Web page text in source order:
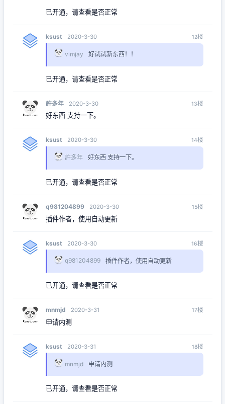
已开通，请查看是否正常
ksust 2020-3-30 12楼
vimjay 好试试新东西！！
已开通，请查看是否正常
許多年 2020-3-30 13楼
好东西 支持一下。
ksust 2020-3-30 14楼
許多年 好东西 支持一下。
已开通，请查看是否正常
q981204899 2020-3-30 15楼
插件作者，使用自动更新
ksust 2020-3-30 16楼
q981204899 插件作者，使用自动更新
已开通，请查看是否正常
mnmjd 2020-3-31 17楼
申请内测
ksust 2020-3-31 18楼
mnmjd 申请内测
已开通，请查看是否正常